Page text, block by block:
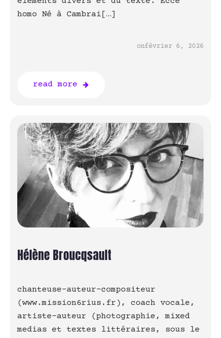
homo Né à Cambrai[…]
onfévrier 6, 2026
read more
Hélène Broucqsault
chanteuse-auteur-compositeur
(www.mission6rius.fr), coach vocale,
artiste-auteur (photographie, mixed
medias et textes littéraires, sous le